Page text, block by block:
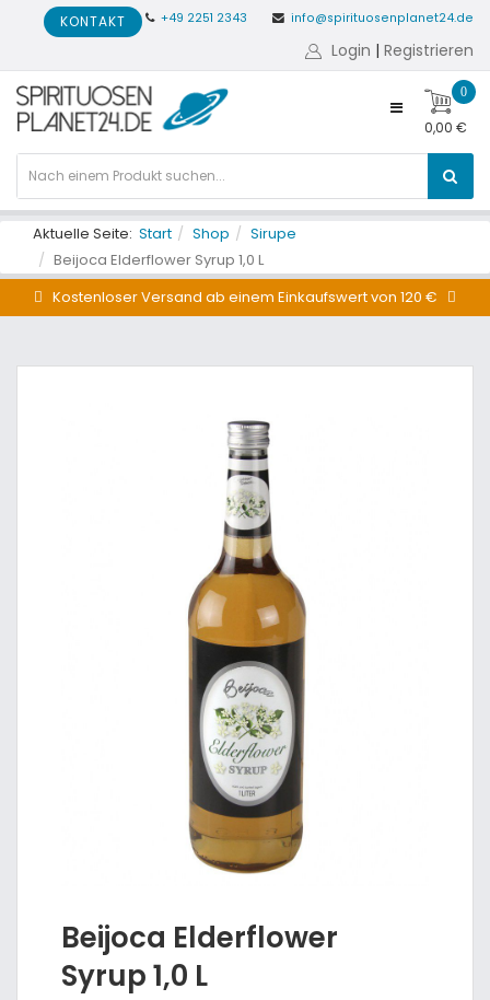
+49 2251 2343 info@spirituosenplanet24.de
KONTAKT
Login | Registrieren
0
0,00 €
Aktuelle Seite: Start Shop
Sirupe
Beijoca Elderflower Syrup 1,0 L
Kostenloser Versand ab einem Einkaufswert von 120 €
Beijoca Elderflower
Syrup 1,0 L